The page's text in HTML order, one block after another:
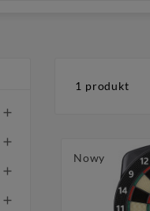




1 produkt
Nowy